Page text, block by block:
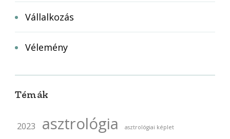
Vállalkozás
Vélemény
Témák
2023 asztrológia asztrológiai képlet